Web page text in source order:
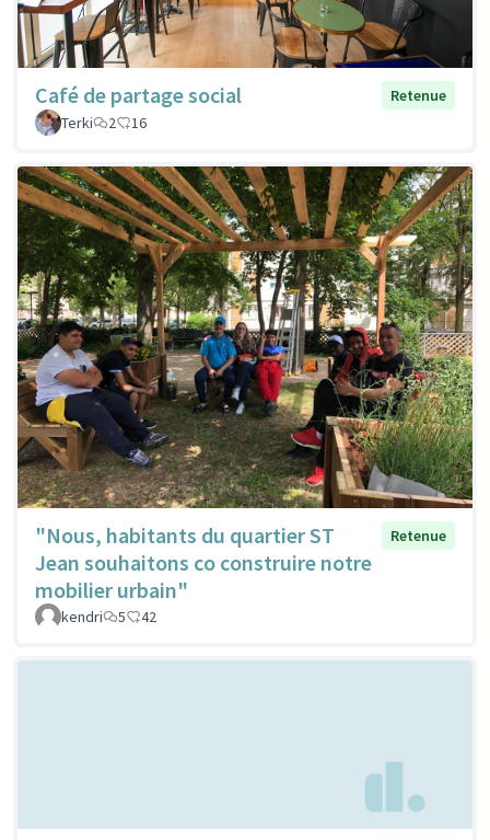
Café de partage social
Retenue
Terki
2 16
"Nous, habitants du quartier ST
Jean souhaitons co construire notre
mobilier urbain"
Retenue
kendri 5 42